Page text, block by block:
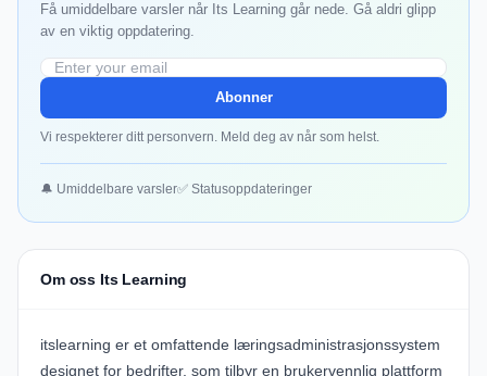
Få umiddelbare varsler når Its Learning går nede. Gå aldri glipp
av en viktig oppdatering.
Abonner
Vi respekterer ditt personvern. Meld deg av når som helst.
🔔 Umiddelbare varsler✅ Statusoppdateringer
Om oss Its Learning
itslearning er et omfattende læringsadministrasjonssystem
designet for bedrifter, som tilbyr en brukervennlig plattform